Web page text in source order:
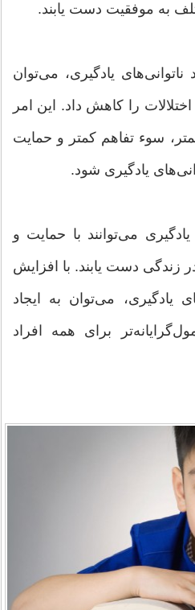
به موفقیت دست یابند.
یادگیری، می‌توان
را کاهش داد. این امر
سوء تفاهم کمتر و حمایت
یادگیری شود.
یادگیری می‌توانند با حمایت و
زندگی دست یابند. با افزایش
یادگیری، می‌توان به ایجاد
برای همه افراد